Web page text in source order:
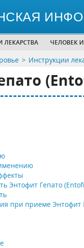
ЛЕКАРСТВА ЧЕЛОВЕК
Инструкции
Энтофит Гепато
при приеме Энтофит